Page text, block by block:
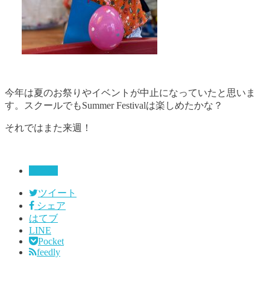
今年は夏のお祭りやイベントが中止になっていたと思いま
す。スクールでもSummer Festivalは楽しめたかな？
それではまた来週！
ツイート
シェア
はてブ
LINE
Pocket
feedly